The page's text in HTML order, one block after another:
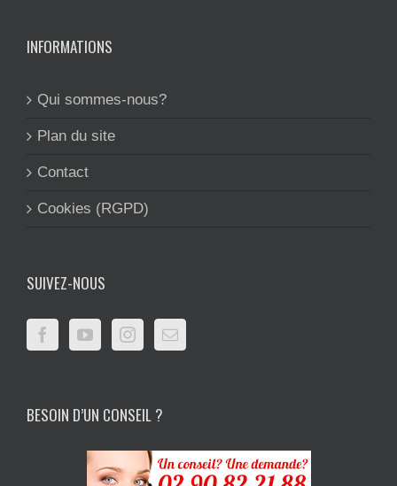
INFORMATIONS
Qui sommes-nous?
Plan du site
Contact
Cookies (RGPD)
SUIVEZ-NOUS
BESOIN D’UN CONSEIL ?